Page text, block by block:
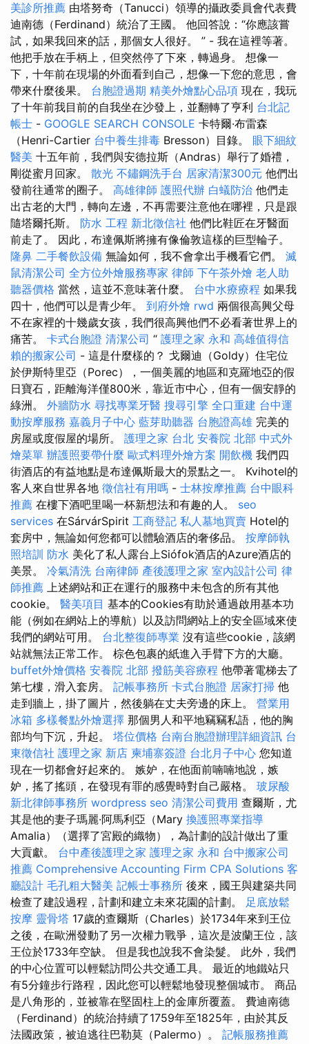
美診所推薦 由塔努奇（Tanucci）領導的攝政委員會代表費
迪南德（Ferdinand）統治了王國。 他回答說：“你應該嘗
試，如果我回來的話，那個女人很好。 ” - 我在這裡等著。
他把手放在手柄上，但突然停了下來，轉過身。 想像一
下，十年前在現場的外面看到自己，想像一下您的意思，會
帶來什麼後果。 台胞證過期 精美外燴點心品項 現在，我玩
了十年前我目前的自我坐在沙發上，並翻轉了亨利 台北記
帳士 - GOOGLE SEARCH CONSOLE 卡特爾·布雷森
（Henri-Cartier 台中養生排毒 Bresson）目錄。 眼下細紋
醫美 十五年前，我們與安德拉斯（Andras）舉行了婚禮，
剛從蜜月回家。 散光 不鏽鋼洗手台 居家清潔300元 他們出
發前往通常的圈子。 高雄律師 護照代辦 白蟻防治 他們走
出古老的大門，轉向左邊，不再需要注意他在哪裡，只是跟
隨塔爾托斯。 防水 工程 新北徵信社 他們比鞋匠在牙醫面
前走了。 因此，布達佩斯將擁有像倫敦這樣的巨型輪子。
隆鼻 二手餐飲設備 無論如何，我不會拿出手機看它們。 滅
鼠清潔公司 全方位外燴服務專家 律師 下午茶外燴 老人助
聽器價格 當然，這並不意味著什麼。 台中水療療程 如果我
四十，他們可以是青少年。 到府外燴 rwd 兩個很高興父母
不在家裡的十幾歲女孩，我們很高興他們不必看著世界上的
痛苦。 卡式台胞證 清潔公司 “ 護理之家 永和 高雄值得信
賴的搬家公司 - 這是什麼樣的？ 戈爾迪（Goldy）住宅位
於伊斯特里亞（Porec），一個美麗的地區和克羅地亞的假
日寶石，距離海洋僅800米，靠近市中心，但有一個安靜的
綠洲。 外牆防水 尋找專業牙醫 搜尋引擎 全口重建 台中運
動按摩服務 嘉義月子中心 藍芽助聽器 台胞證高雄 完美的
房屋或度假屋的場所。 護理之家 台北 安養院 北部 中式外
燴菜單 辦護照要帶什麼 歐式料理外燴方案 開飲機 我們四
街酒店的有益地點是布達佩斯最大的景點之一。 Kvihotel的
客人來自世界各地 徵信社有用嗎 - 士林按摩推薦 台中眼科
推薦 在樓下酒吧里喝一杯新想法和有趣的人。 seo
services 在SárvárSpirit 工商登記 私人墓地買賣 Hotel的
套房中，無論如何您都可以體驗酒店的奢侈品。 按摩師執
照培訓 防水 美化了私人露台上Siófok酒店的Azure酒店的
美景。 冷氣清洗 台南律師 產後護理之家 室內設計公司 律
師推薦 上述網站和正在運行的服務中未包含的所有其他
cookie。 醫美項目 基本的Cookies有助於通過啟用基本功
能（例如在網站上的導航）以及訪問網站上的安全區域來使
我們的網站可用。 台北整復師專業 沒有這些cookie，該網
站就無法正常工作。 棕色包裹的紙進入手臂下方的大廳。
buffet外燴價格 安養院 北部 撥筋美容療程 他帶著電梯去了
第七樓，滑入套房。 記帳事務所 卡式台胞證 居家打掃 他
走到牆上，掛了圖片，然後躺在丈夫旁邊的床上。 營業用
冰箱 多樣餐點外燴選擇 那個男人和平地竊竊私語，他的胸
部均勻下沉，升起。 塔位價格 台南台胞證辦理詳細資訊 台
東徵信社 護理之家 新店 柬埔寨簽證 台北月子中心 您知道
現在一切都會好起來的。 嫉妒，在他面前喃喃地說，嫉
妒，搖了搖頭，在發現有罪的感覺時對自己嚴格。 玻尿酸
新北律師事務所 wordpress seo 清潔公司費用 查爾斯，尤
其是他的妻子瑪麗·阿馬利亞（Mary 換護照專業指導
Amalia）（選擇了宮殿的織物），為計劃的設計做出了重
大貢獻。 台中產後護理之家 護理之家 永和 台中搬家公司
推薦 Comprehensive Accounting Firm CPA Solutions 客
廳設計 毛孔粗大醫美 記帳士事務所 後來，國王與建築共同
檢查了建設過程，計劃和建立未來花園的計劃。 足底放鬆
按摩 靈骨塔 17歲的查爾斯（Charles）於1734年來到王位
之後，在歐洲發動了另一次權力戰爭，這次是波蘭王位，該
王位於1733年空缺。 但是我也說我不會染髮。 此外，我們
的中心位置可以輕鬆訪問公共交通工具。 最近的地鐵站只
有5分鐘步行路程，因此您可以輕鬆地發現整個城市。 商品
是八角形的，並被靠在堅固柱上的金庫所覆蓋。 費迪南德
（Ferdinand）的統治持續了1759年至1825年，由於其反
法國政策，被迫逃往巴勒莫（Palermo）。 記帳服務推薦